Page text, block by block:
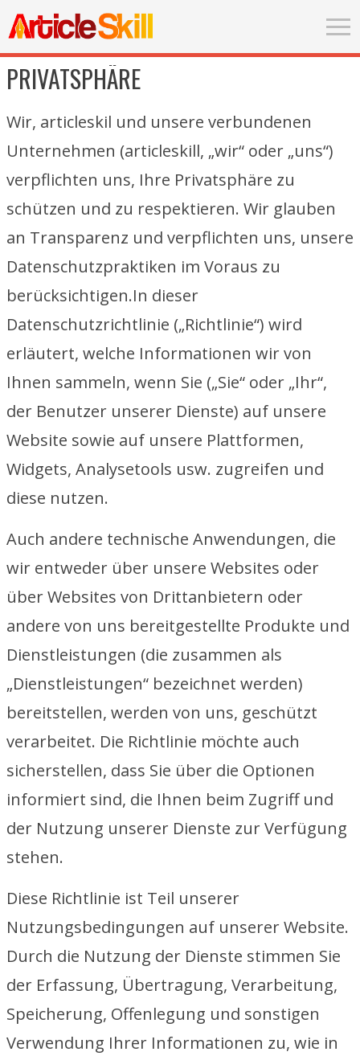
PRIVATSPHÄRE
Wir, articleskil und unsere verbundenen
Unternehmen (articleskill, „wir“ oder „uns“)
verpflichten uns, Ihre Privatsphäre zu
schützen und zu respektieren. Wir glauben
an Transparenz und verpflichten uns, unsere
Datenschutzpraktiken im Voraus zu
berücksichtigen.In dieser
Datenschutzrichtlinie („Richtlinie“) wird
erläutert, welche Informationen wir von
Ihnen sammeln, wenn Sie („Sie“ oder „Ihr“,
der Benutzer unserer Dienste) auf unsere
Website sowie auf unsere Plattformen,
Widgets, Analysetools usw. zugreifen und
diese nutzen.
Auch andere technische Anwendungen, die
wir entweder über unsere Websites oder
über Websites von Drittanbietern oder
andere von uns bereitgestellte Produkte und
Dienstleistungen (die zusammen als
„Dienstleistungen“ bezeichnet werden)
bereitstellen, werden von uns, geschützt
verarbeitet. Die Richtlinie möchte auch
sicherstellen, dass Sie über die Optionen
informiert sind, die Ihnen beim Zugriff und
der Nutzung unserer Dienste zur Verfügung
stehen.
Diese Richtlinie ist Teil unserer
Nutzungsbedingungen auf unserer Website.
Durch die Nutzung der Dienste stimmen Sie
der Erfassung, Übertragung, Verarbeitung,
Speicherung, Offenlegung und sonstigen
Verwendung Ihrer Informationen zu, wie in